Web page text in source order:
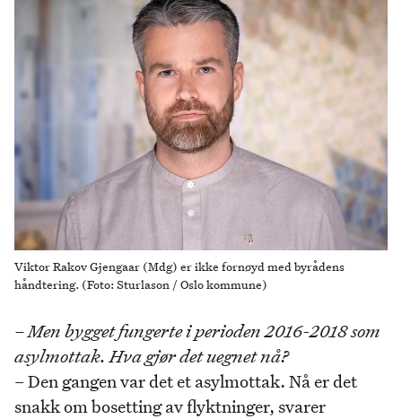
Viktor Rakov Gjengaar (Mdg) er ikke fornøyd med byrådens
håndtering. (Foto: Sturlason / Oslo kommune)
– Men bygget fungerte i perioden 2016-2018 som
asylmottak. Hva gjør det uegnet nå?
– Den gangen var det et asylmottak. Nå er det
snakk om bosetting av flyktninger, svarer